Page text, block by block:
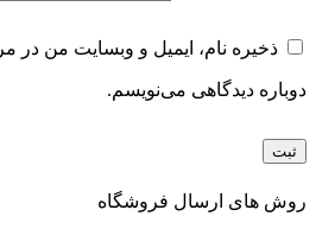
ذخیره نام، ایمیل و وبسایت من در
دوباره دیدگاهی می‌نویسم.
روش های ارسال فروشگاه